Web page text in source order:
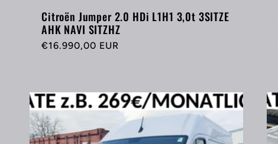
Citroën Jumper 2.0 HDi L1H1 3,0t 3SITZE
AHK NAVI SITZHZ
Normaler
€16.990,00 EUR